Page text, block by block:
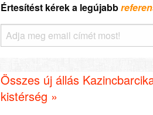
Értesítést kérek a legújabb
Összes új állás
kistérség »